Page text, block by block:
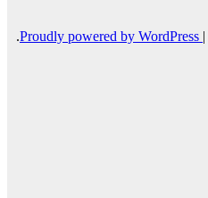
Proudly powered by WordPress |
.